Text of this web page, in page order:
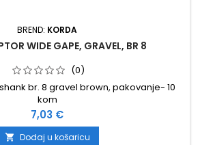
BREND: KORDA
WIDE GAPE, GRAVEL, BR 8
(0)
br. 8 gravel brown, pakovanje- 10
kom
Cijena
7,03 €
 Dodaj u košaricu